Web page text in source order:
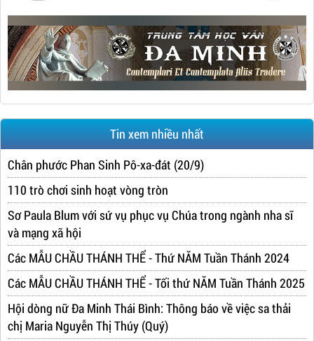
Tin xem nhiều nhất
Chân phước Phan Sinh Pô-xa-đát (20/9)
110 trò chơi sinh hoạt vòng tròn
Sơ Paula Blum với sứ vụ phục vụ Chúa trong ngành nha sĩ
và mạng xã hội
Các MẪU CHẦU THÁNH THỂ - Thứ NĂM Tuần Thánh 2024
Các MẪU CHẦU THÁNH THỂ - Tối thứ NĂM Tuần Thánh 2025
Hội dòng nữ Đa Minh Thái Bình: Thông báo về việc sa thải
chị Maria Nguyễn Thị Thúy (Quý)